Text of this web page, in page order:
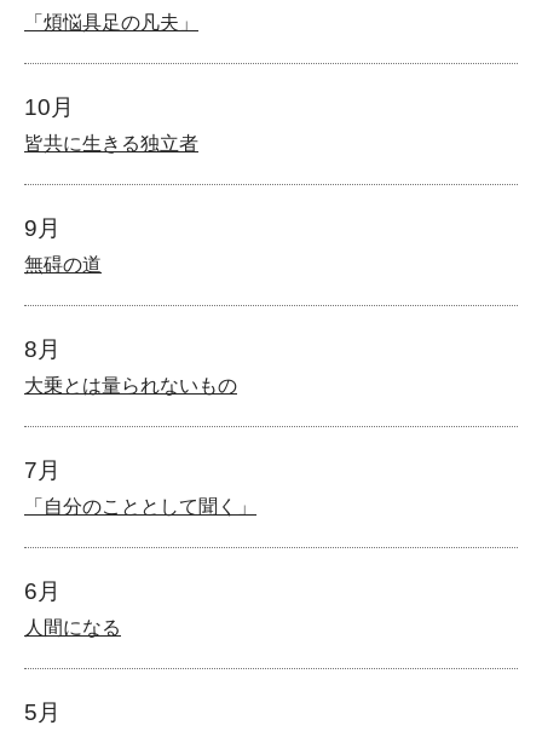
「煩悩具足の凡夫」
10月
皆共に生きる独立者
9月
無碍の道
8月
大乗とは量られないもの
7月
「自分のこととして聞く」
6月
人間になる
5月